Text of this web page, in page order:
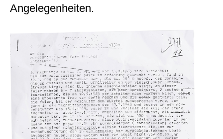
Angelegenheiten.